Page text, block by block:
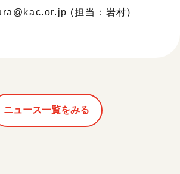
(担当：岩村)
ニュース一覧をみる